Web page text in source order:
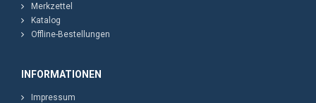
Merkzettel
Katalog
Offline-Bestellungen
INFORMATIONEN
Impressum